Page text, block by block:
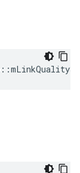
::mLinkQuality3